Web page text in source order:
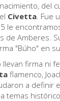
del
Civetta. Fue
le
de Amberes.
"Búho" en
firma ni
flamenco,
a definir
temas